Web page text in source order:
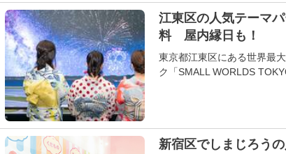
江東区の人気テーマ
料 屋内縁日も！
東京都江東区にある世界最
ク「SMALL WORLDS
新宿区でしまじろう